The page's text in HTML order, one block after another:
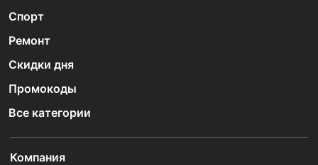
Спорт
Ремонт
Скидки дня
Промокоды
Все категории
Компания